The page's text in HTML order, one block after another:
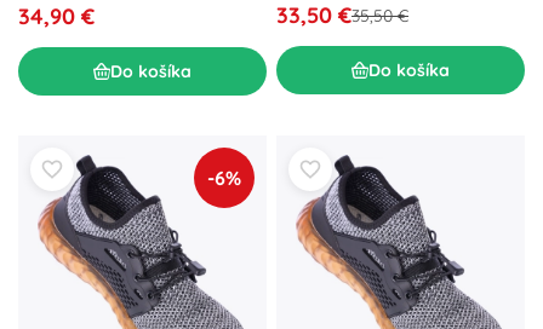
34,90 €
Do košíka
33,50 €35,50 €
Do košíka
-6%